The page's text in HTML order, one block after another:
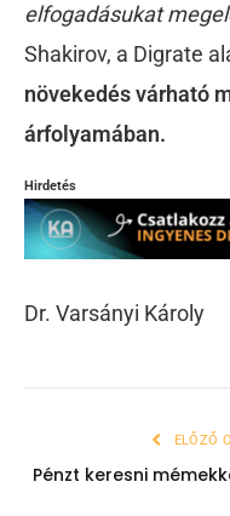
elfogadásukat
Shakirov, a Digrate
növekedés várható
árfolyamában.
Hirdetés
Dr. Varsányi Károly
ELŐZŐ
Pénzt keresni